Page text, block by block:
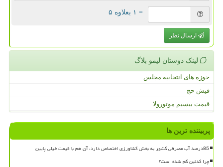
= ۱ بعلاوه ۵
ارسال نظر
لینک دوستان لیمو بلاگ
حوزه های انتخابیه مجلس
فیش حج
قیمت بیسیم موتورولا
پربیننده ترین ها
85درصد آب مصرفی کشور به بخش کشاورزی اختصاص دارد، آن هم با قیمت خیلی پایین
چرا کدئین کم شده است؟